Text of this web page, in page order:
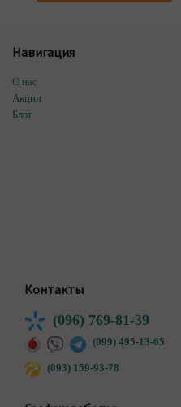
Навигация
О нас
Акции
Блог
Контакты
(096) 769-81-39
(099) 495-13-65
(093) 159-93-78